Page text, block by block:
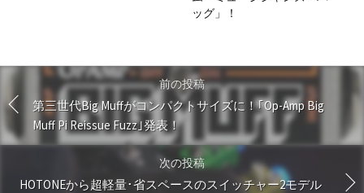
ッグ」！
前の投稿
第三世代Big Muffがコンパクトサイズに！｢Op-Amp Big
Muff Pi Reissue Fuzz｣発表！
次の投稿
HOTONEから超軽量･省スペースのスイッチャー2モデル